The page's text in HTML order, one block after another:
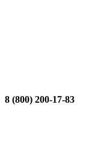
8 (800) 200-17-83